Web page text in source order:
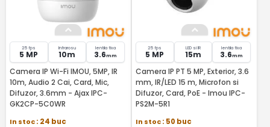
25 fps
5 MP
Infrarosu
10m
lentila fixa
3.6mm
Camera IP Wi-Fi IMOU, 5MP, IR
10m, Audio 2 Cai, Card, Mic,
Difuzor, 3.6mm - Ajax IPC-
GK2CP-5C0WR
In stoc: 24 buc
25 fps
5 MP
LED si IR
15m
lentila fixa
3.6mm
Camera IP PT 5 MP, Exterior, 3.6
mm, IR/LED 15 m, Microfon si
Difuzor, Card, PoE - Imou IPC-
PS2M-5R1
In stoc: 50 buc